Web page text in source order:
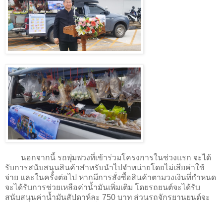
นอกจากนี้ รถพุ่มพวงที่เข้าร่วมโครงการในช่วงแรก จะได้
รับการสนับสนุนสินค้าสำหรับนำไปจำหน่ายโดยไม่เสียค่าใช้
จ่าย และในครั้งต่อไป หากมีการสั่งซื้อสินค้าตามวงเงินที่กำหนด
จะได้รับการช่วยเหลือค่าน้ำมันเพิ่มเติม โดยรถยนต์จะได้รับ
สนับสนุนค่าน้ำมันสัปดาห์ละ 750 บาท ส่วนรถจักรยานยนต์จะ